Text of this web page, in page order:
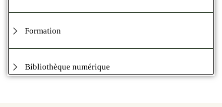
Formation
Bibliothèque numérique